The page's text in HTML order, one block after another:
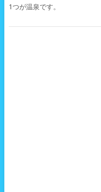
1つが温泉です。